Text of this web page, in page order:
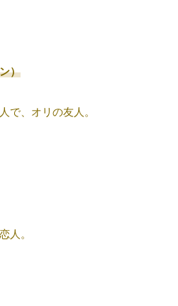
）
で、オリの友人。
人。